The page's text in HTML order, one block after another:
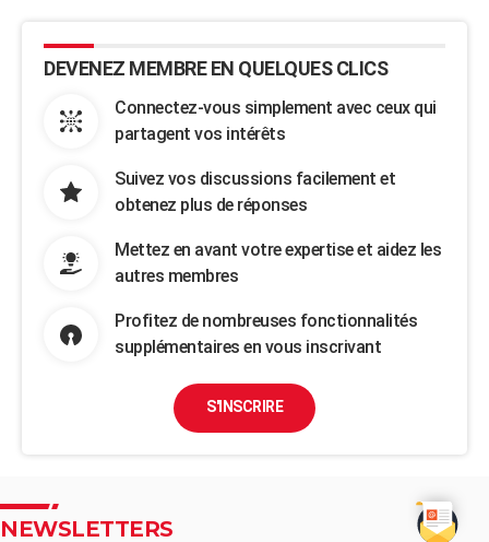
DEVENEZ MEMBRE EN QUELQUES CLICS
Connectez-vous simplement avec ceux qui
partagent vos intérêts
Suivez vos discussions facilement et
obtenez plus de réponses
Mettez en avant votre expertise et aidez les
autres membres
Profitez de nombreuses fonctionnalités
supplémentaires en vous inscrivant
S'INSCRIRE
NEWSLETTERS